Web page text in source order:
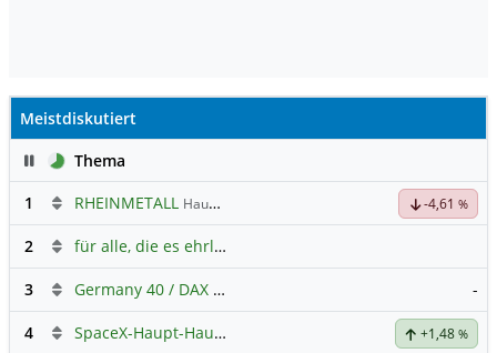
Meistdiskutiert
PauseThema
1
RHEINMETALL Hauptdiskussion -4,61 %
2 für alle, die es ehrlich meinen beim Traden.
3 Germany 40 / DAX Prognose -
4 SpaceX-Haupt-Hauptforum +1,48 %